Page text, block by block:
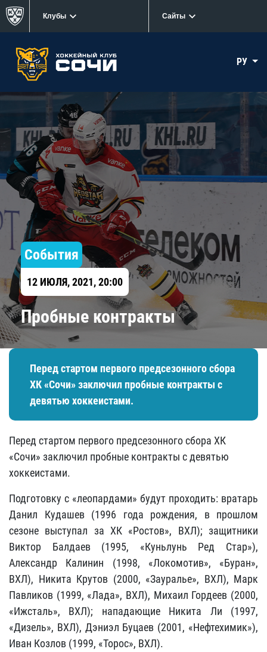
Клубы Сайты
РУ
События
12 ИЮЛЯ, 2021, 20:00
​Пробные контракты
Перед стартом первого предсезонного сбора
ХК «Сочи» заключил пробные контракты с
девятью хоккеистами.
Перед стартом первого предсезонного сбора ХК
«Сочи» заключил пробные контракты с девятью
хоккеистами.
Подготовку с «леопардами» будут проходить: вратарь
Данил Кудашев (1996 года рождения, в прошлом
сезоне выступал за ХК «Ростов», ВХЛ); защитники
Виктор Балдаев (1995, «Куньлунь Ред Стар»),
Александр Калинин (1998, «Локомотив», «Буран»,
ВХЛ), Никита Крутов (2000, «Зауралье», ВХЛ), Марк
Павликов (1999, «Лада», ВХЛ), Михаил Гордеев (2000,
«Ижсталь», ВХЛ); нападающие Никита Ли (1997,
«Дизель», ВХЛ), Дэниэл Буцаев (2001, «Нефтехимик»),
Иван Козлов (1999, «Торос», ВХЛ).